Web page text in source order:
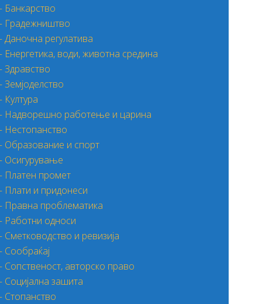
Банкарство
Градежништво
Даночна регулатива
Енергетика, води, животна средина
Здравство
Земјоделство
Култура
Надворешно работење и царина
Нестопанство
Образование и спорт
Осигурување
Платен промет
Плати и придонеси
Правна проблематика
Работни односи
Сметководство и ревизија
Сообраќај
Сопственост, авторско право
Социјална зашита
Стопанство